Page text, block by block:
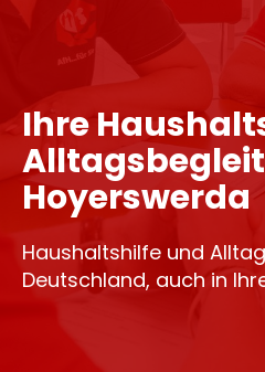
Ihre
Hoyerswerda
Haushaltshilfe und
Deutschland, auch in